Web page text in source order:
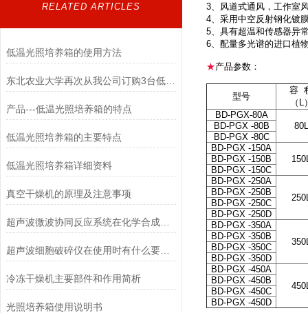
RELATED ARTICLES
低温光照培养箱的使用方法
东北农业大学再次从我公司订购3台低温光照培养箱
产品---低温光照培养箱的特点
低温光照培养箱的主要特点
低温光照培养箱详细资料
真空干燥机的原理及注意事项
超声波微波协同反应系统在化学合成中的突破性应用
超声波细胞破碎仪在使用时有什么要领可言
冷冻干燥机主要部件和作用简析
光照培养箱使用说明书
3、风道式通风，工作室
4、采用中空反射钢化镀
5、具有超温和传感器异
6、配量多光谱的进口植
★产品参数：
型号
容
（L
BD-PGX-80A
80L
BD-PGX -80B
BD-PGX -80C
BD-PGX -150A
BD-PGX -150B
BD-PGX -150C
BD-PGX -250A
BD-PGX -250B
BD-PGX -250C
BD-PGX -250D
BD-PGX -350A
BD-PGX -350B
BD-PGX -350C
BD-PGX -350D
BD-PGX -450A
BD-PGX -450B
BD-PGX -450C
BD-PGX -450D